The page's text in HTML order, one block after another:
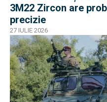
3M22 Zircon are
precizie
27 IULIE 2026